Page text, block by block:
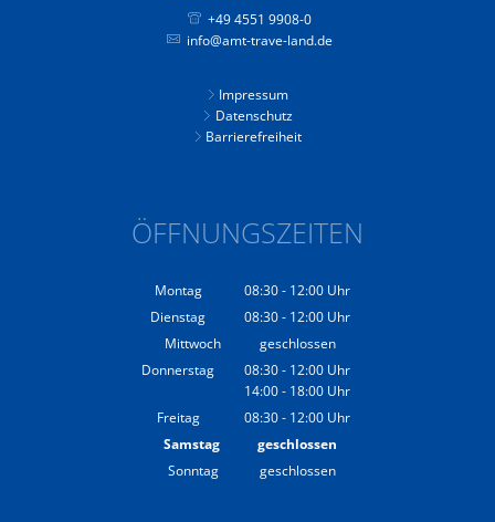
+49 4551 9908-0
info@amt-trave-land.de
Impressum
Datenschutz
Barrierefreiheit
ÖFFNUNGSZEITEN
Montag 08:30- 12:00 Uhr
Von 08:30 bis 12:00 Uhr
Dienstag 08:30- 12:00 Uhr
Von 08:30 bis 12:00 Uhr
Mittwoch
geschlossen
Donnerstag
08:30- 12:00 Uhr
Von 08:30 bis 12:00 Uhr
14:00- 18:00 Uhr
Von 14:00 bis 18:00 Uhr
Freitag 08:30- 12:00 Uhr
Von 08:30 bis 12:00 Uhr
Samstag
geschlossen
Sonntag
geschlossen